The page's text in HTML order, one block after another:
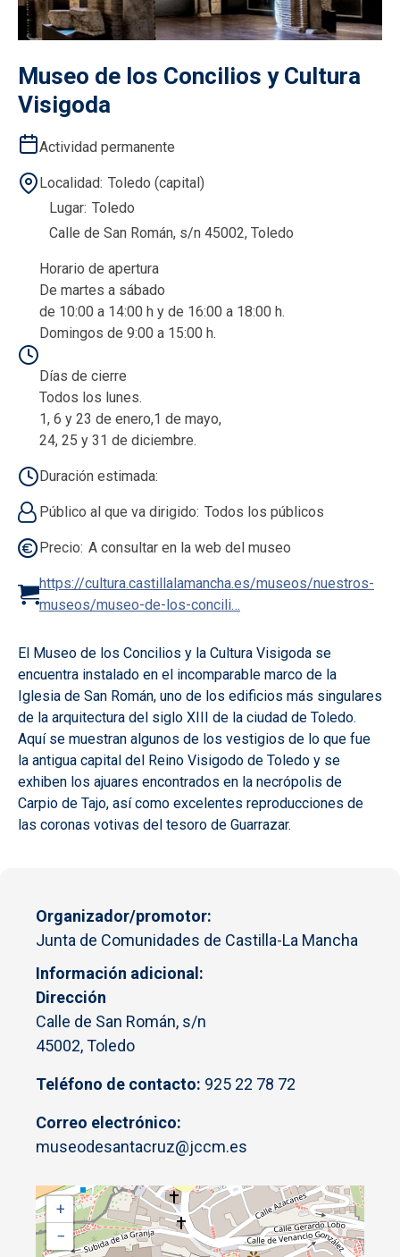
Museo de los Concilios y Cultura
Visigoda
Actividad permanente
Localidad Toledo (capital)
Lugar Toledo
Calle de San Román, s/n 45002, Toledo
Horario de apertura
De martes a sábado
de 10:00 a 14:00 h y de 16:00 a 18:00 h.
Domingos de 9:00 a 15:00 h.
Días de cierre
Todos los lunes.
1, 6 y 23 de enero,1 de mayo,
24, 25 y 31 de diciembre.
Duración estimada
Público al que va dirigido Todos los públicos
Precio A consultar en la web del museo
https://cultura.castillalamancha.es/museos/nuestros-
museos/museo-de-los-concili…
El Museo de los Concilios y la Cultura Visigoda se
encuentra instalado en el incomparable marco de la
Iglesia de San Román, uno de los edificios más singulares
de la arquitectura del siglo XIII de la ciudad de Toledo.
Aquí se muestran algunos de los vestigios de lo que fue
la antigua capital del Reino Visigodo de Toledo y se
exhiben los ajuares encontrados en la necrópolis de
Carpio de Tajo, así como excelentes reproducciones de
las coronas votivas del tesoro de Guarrazar.
Organizador/promotor
Junta de Comunidades de Castilla-La Mancha
Información adicional
Dirección
Calle de San Román, s/n
45002, Toledo
Teléfono de contacto: 925 22 78 72
Correo electrónico:
museodesantacruz@jccm.es
+
−